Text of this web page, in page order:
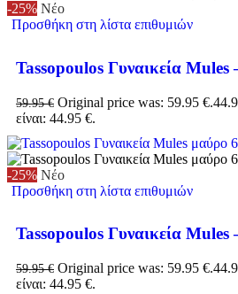
-25% Νέο
Προσθήκη στη λίστα επιθυμιών
Tassopoulos Γυναικεία Mules
59.95€ Original price was: 59.95 €.
είναι: 44.95 €.
-25% Νέο
Προσθήκη στη λίστα επιθυμιών
Tassopoulos Γυναικεία Mules
59.95€ Original price was: 59.95 €.
είναι: 44.95 €.